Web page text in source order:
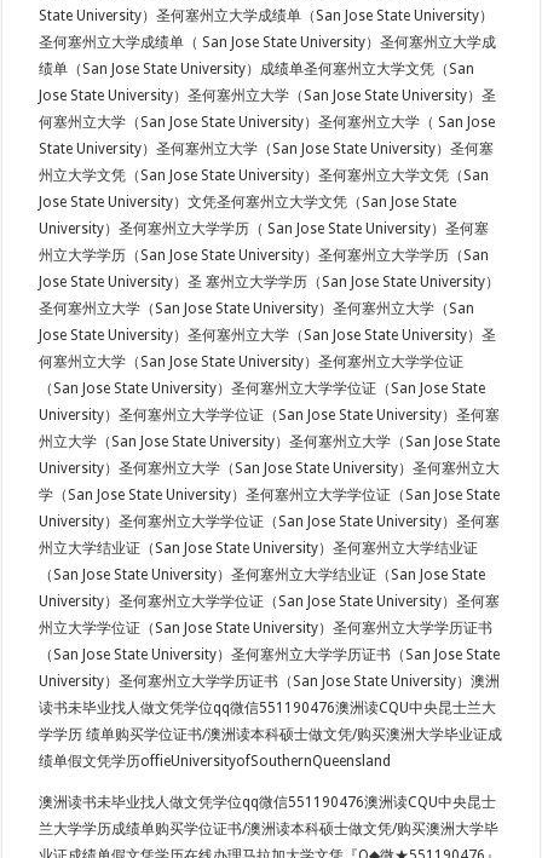
State University）圣何塞州立大学成绩单（San Jose State University）
圣何塞州立大学成绩单（ San Jose State University）圣何塞州立大学成
绩单（San Jose State University）成绩单圣何塞州立大学文凭（San
Jose State University）圣何塞州立大学（San Jose State University）圣
何塞州立大学（San Jose State University）圣何塞州立大学（ San Jose
State University）圣何塞州立大学（San Jose State University）圣何塞
州立大学文凭（San Jose State University）圣何塞州立大学文凭（San
Jose State University）文凭圣何塞州立大学文凭（San Jose State
University）圣何塞州立大学学历（ San Jose State University）圣何塞
州立大学学历（San Jose State University）圣何塞州立大学学历（San
Jose State University）圣 塞州立大学学历（San Jose State University）
圣何塞州立大学（San Jose State University）圣何塞州立大学（San
Jose State University）圣何塞州立大学（San Jose State University）圣
何塞州立大学（San Jose State University）圣何塞州立大学学位证
（San Jose State University）圣何塞州立大学学位证（San Jose State
University）圣何塞州立大学学位证（San Jose State University）圣何塞
州立大学（San Jose State University）圣何塞州立大学（San Jose State
University）圣何塞州立大学（San Jose State University）圣何塞州立大
学（San Jose State University）圣何塞州立大学学位证（San Jose State
University）圣何塞州立大学学位证（San Jose State University）圣何塞
州立大学结业证（San Jose State University）圣何塞州立大学结业证
（San Jose State University）圣何塞州立大学结业证（San Jose State
University）圣何塞州立大学学位证（San Jose State University）圣何塞
州立大学学位证（San Jose State University）圣何塞州立大学学历证书
（San Jose State University）圣何塞州立大学学历证书（San Jose State
University）圣何塞州立大学学历证书（San Jose State University）澳洲
读书未毕业找人做文凭学位qq微信551190476澳洲读CQU中央昆士兰大
学学历 绩单购买学位证书/澳洲读本科硕士做文凭/购买澳洲大学毕业证成
绩单假文凭学历offieUniversityofSouthernQueensland
澳洲读书未毕业找人做文凭学位qq微信551190476澳洲读CQU中央昆士
兰大学学历成绩单购买学位证书/澳洲读本科硕士做文凭/购买澳洲大学毕